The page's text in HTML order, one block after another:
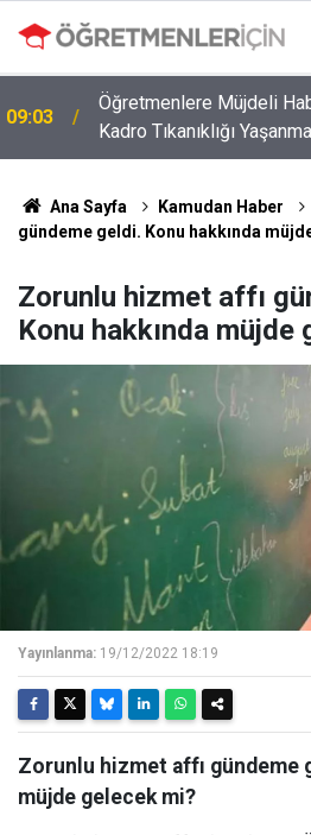
19:02
Öğretmenler İçin Son
Başvurularında Süre
Ana Sayfa Kamudan Haber
gündeme geldi. Konu hakkında
Zorunlu hizmet affı
Konu hakkında müjde
Yayınlanma: 19/12/2022 18:19
Zorunlu hizmet affı gündeme
müjde gelecek mi?